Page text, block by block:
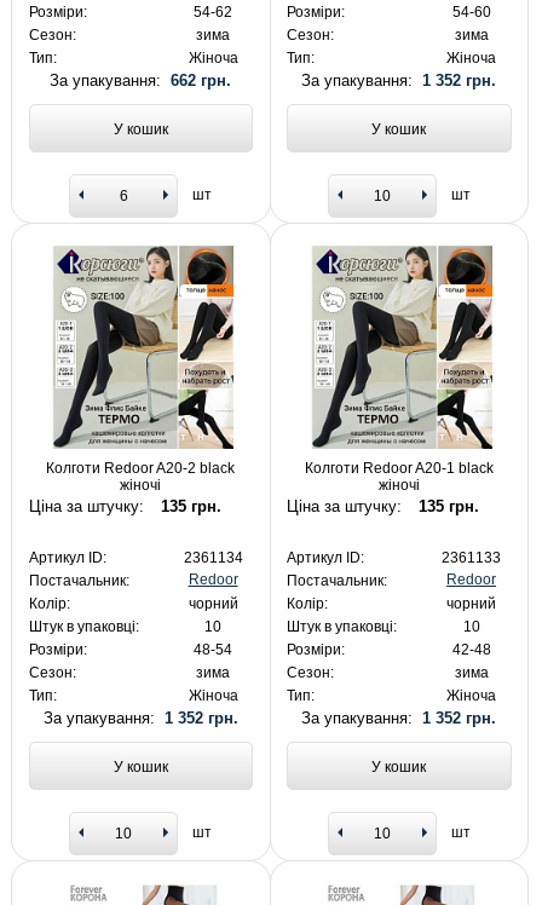
Розміри:
54-62
Сезон:
зима
Тип:
Жіноча
За упакування:662 грн.
У кошик
шт
Розміри:
54-60
Сезон:
зима
Тип:
Жіноча
За упакування:1 352 грн.
У кошик
шт
Колготи Redoor A20-2 black
жіночі
Ціна за штучку: 135 грн.
Артикул ID:
2361134
Постачальник:
Redoor
Колір:
чорний
Штук в упаковці:
10
Розміри:
48-54
Сезон:
зима
Тип:
Жіноча
За упакування: 1 352 грн.
У кошик
шт
Колготи Redoor A20-1 black
жіночі
Ціна за штучку: 135 грн.
Артикул ID:
2361133
Постачальник:
Redoor
Колір:
чорний
Штук в упаковці:
10
Розміри:
42-48
Сезон:
зима
Тип:
Жіноча
За упакування:1 352 грн.
У кошик
шт